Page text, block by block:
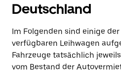
Deutschland
Im Folgenden sind einige
verfügbaren Leihwagen
Fahrzeuge tatsächlich
vom Bestand der